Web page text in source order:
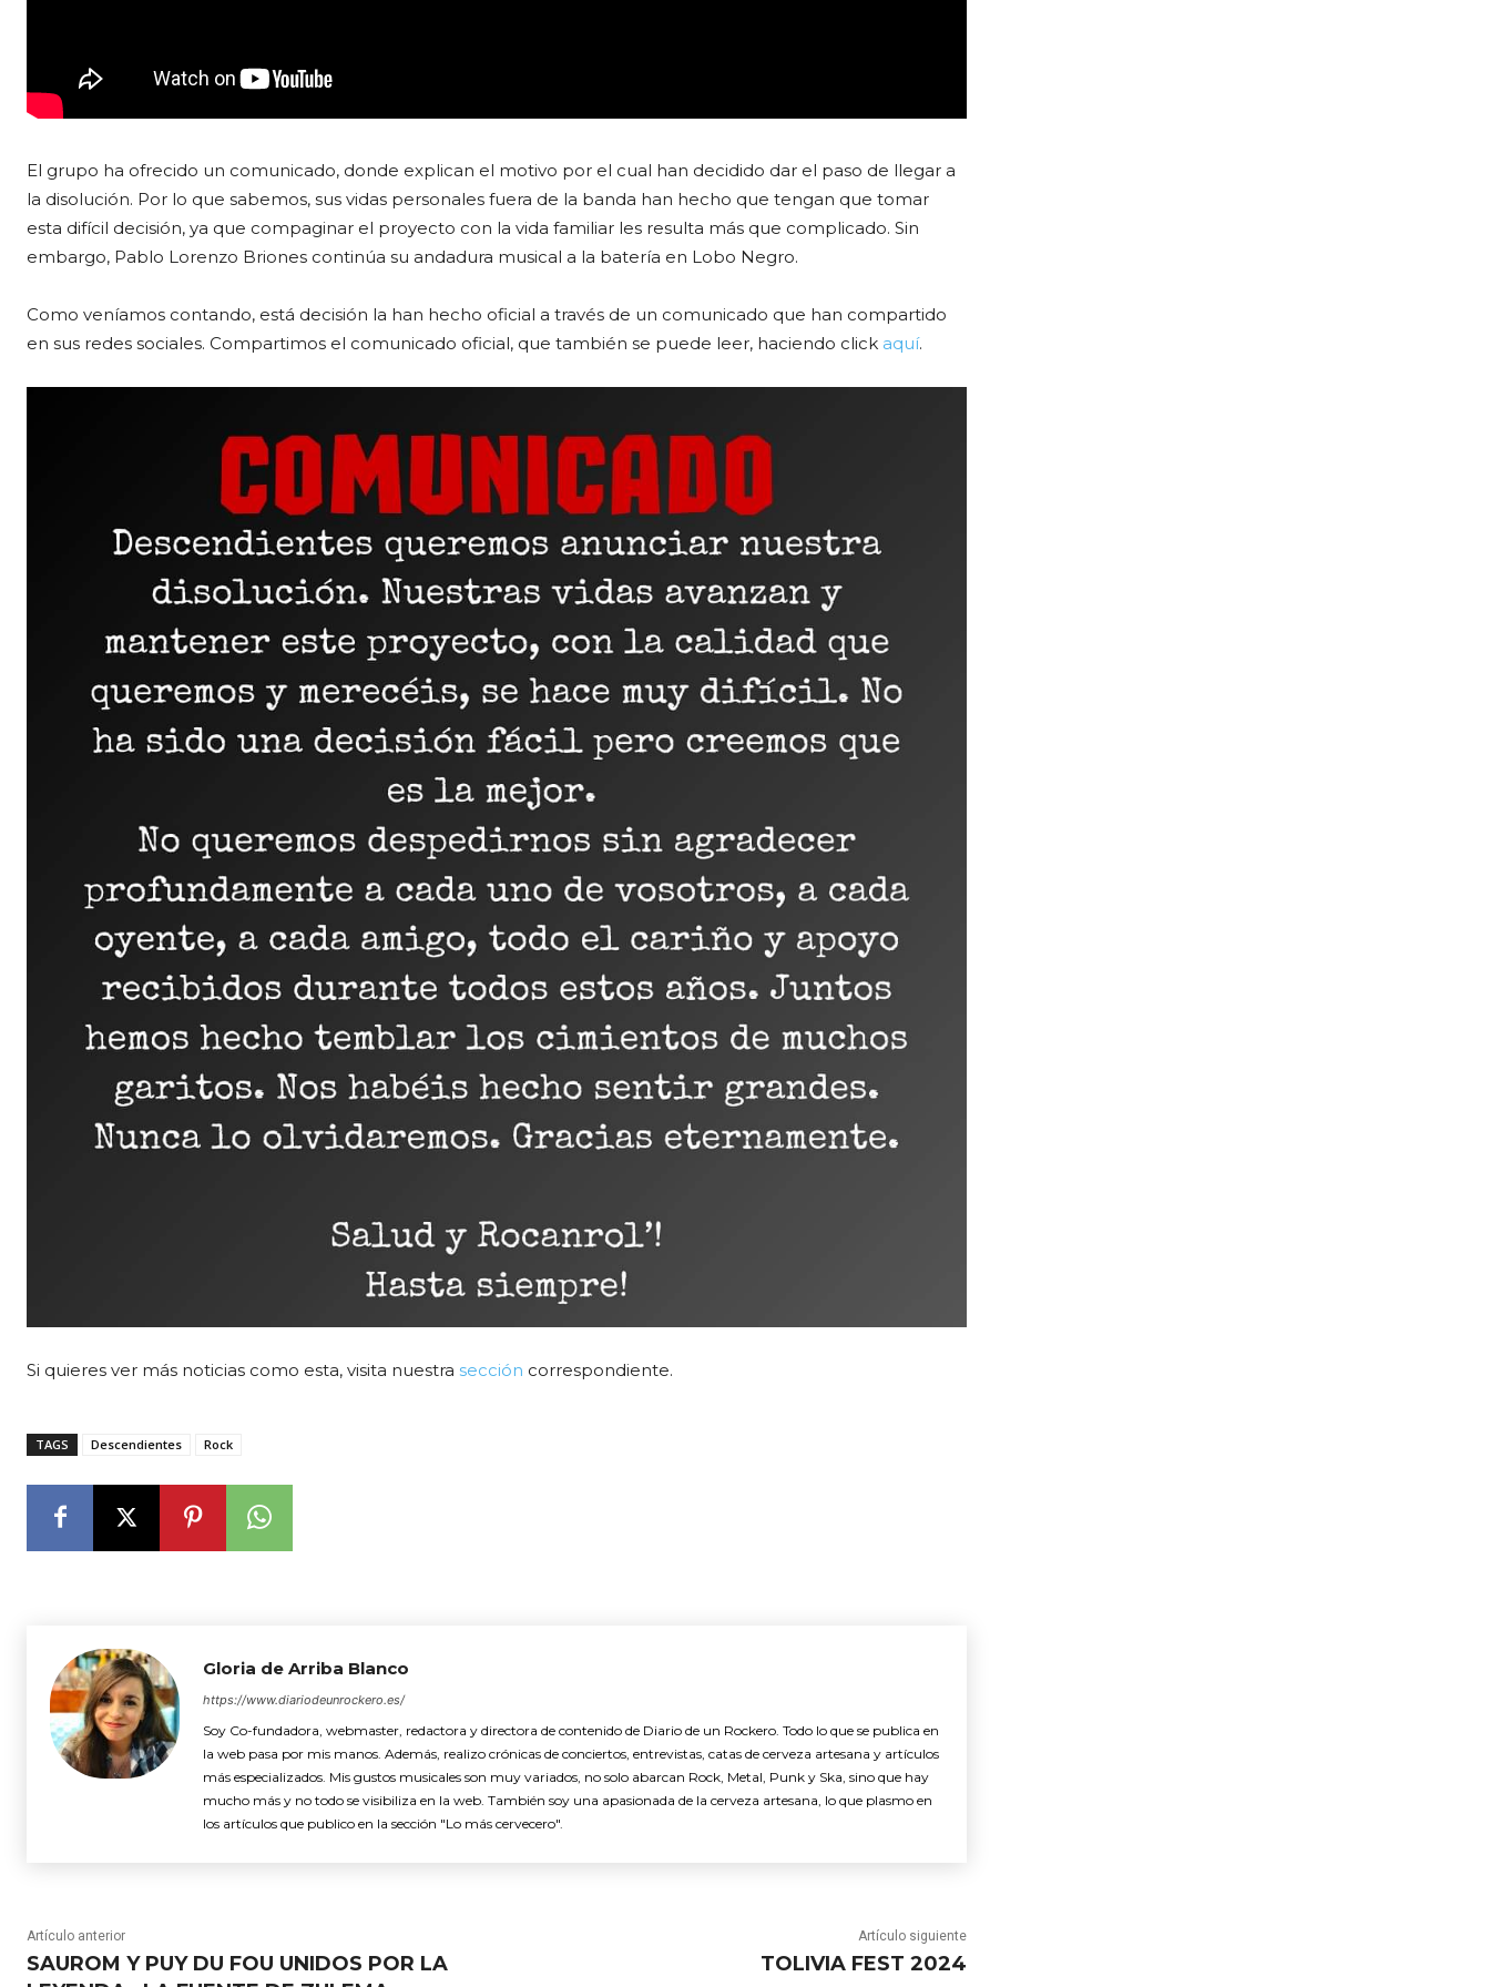
El grupo ha ofrecido un comunicado, donde explican el motivo por el cual han decidido dar el paso de llegar a
la disolución. Por lo que sabemos, sus vidas personales fuera de la banda han hecho que tengan que tomar
esta difícil decisión, ya que compaginar el proyecto con la vida familiar les resulta más que complicado. Sin
embargo, Pablo Lorenzo Briones continúa su andadura musical a la batería en Lobo Negro.
Como veníamos contando, está decisión la han hecho oficial a través de un comunicado que han compartido
en sus redes sociales. Compartimos el comunicado oficial, que también se puede leer, haciendo click aquí.
Si quieres ver más noticias como esta, visita nuestra sección correspondiente.
TAGS Descendientes Rock
Gloria de Arriba Blanco
https://www.diariodeunrockero.es/
Soy Co-fundadora, webmaster, redactora y directora de contenido de Diario de un Rockero. Todo lo que se publica en
la web pasa por mis manos. Además, realizo crónicas de conciertos, entrevistas, catas de cerveza artesana y artículos
más especializados. Mis gustos musicales son muy variados, no solo abarcan Rock, Metal, Punk y Ska, sino que hay
mucho más y no todo se visibiliza en la web. También soy una apasionada de la cerveza artesana, lo que plasmo en
los artículos que publico en la sección "Lo más cervecero".
Artículo anterior
SAUROM Y PUY DU FOU UNIDOS POR LA
Artículo siguiente
TOLIVIA FEST 2024